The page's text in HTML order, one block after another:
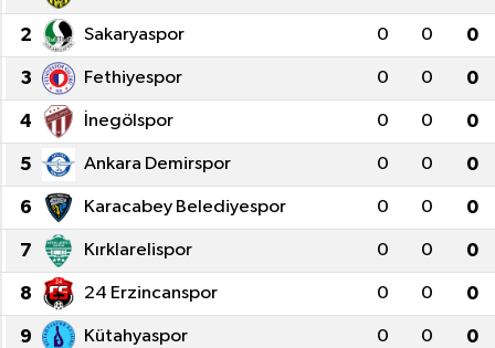
2 Sakaryaspor 0 0 0
3 Fethiyespor 0 0 0
4 İnegölspor 0 0 0
5 Ankara Demirspor 0 0 0
6 Karacabey Belediyespor 0 0 0
7 Kırklarelispor 0 0 0
8 24 Erzincanspor 0 0 0
9 Kütahyaspor 0 0 0
Haber Arşivi